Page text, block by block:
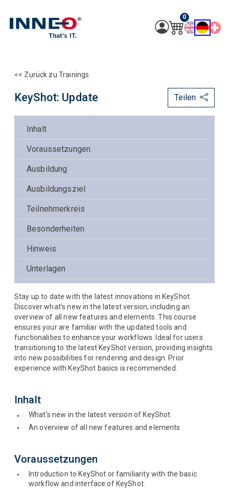
0
<< Zurück zu Trainings
KeyShot: Update Teilen
Inhalt
Voraussetzungen
Ausbildung
Ausbildungsziel
Teilnehmerkreis
Besonderheiten
Hinweis
Unterlagen
Stay up to date with the latest innovations in KeyShot.
Discover what’s new in the latest version, including an
overview of all new features and elements. This course
ensures your are familiar with the updated tools and
functionalities to enhance your workflows. Ideal for users
transitioning to the latest KeyShot version, providing insights
into new possibilities for rendering and design. Prior
experience with KeyShot basics is recommended.
Inhalt
What’s new in the latest version of KeyShot
An overview of all new features and elements
Voraussetzungen
Introduction to KeyShot or familiarity with the basic
workflow and interface of KeyShot.